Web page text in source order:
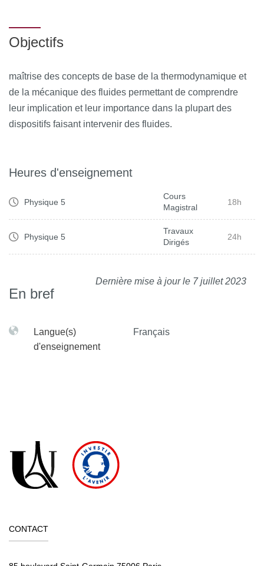
Objectifs
maîtrise des concepts de base de la thermodynamique et
de la mécanique des fluides permettant de comprendre
leur implication et leur importance dans la plupart des
dispositifs faisant intervenir des fluides.
Heures d'enseignement
Physique 5
Cours
Magistral
18h
Physique 5
Travaux
Dirigés
24h
Dernière mise à jour le 7 juillet 2023
En bref
Langue(s)
d'enseignement
Français
CONTACT